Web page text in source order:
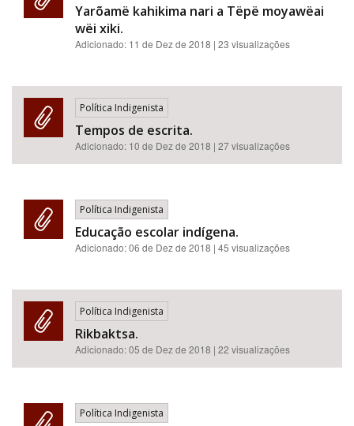
Yarõamë kahikima nari a Tëpë moyawëai
wëi xiki.
Adicionado: 11 de Dez de 2018 | 23 visualizações
Política Indigenista
Tempos de escrita.
Adicionado: 10 de Dez de 2018 | 27 visualizações
Política Indigenista
Educação escolar indígena.
Adicionado:06 de Dez de 2018 | 45 visualizações
Política Indigenista
Rikbaktsa.
Adicionado:05 de Dez de 2018 | 22 visualizações
Política Indigenista